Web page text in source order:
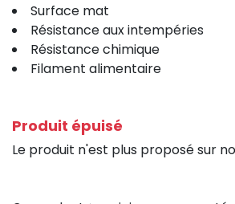
Surface mat
Résistance aux intempéries
Résistance chimique
Filament alimentaire
Produit épuisé
Le produit n'est plus proposé sur